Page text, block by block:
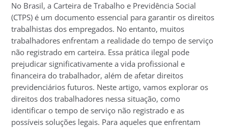
No Brasil, a Carteira de Trabalho e Previdência Social
(CTPS) é um documento essencial para garantir os direitos
trabalhistas dos empregados. No entanto, muitos
trabalhadores enfrentam a realidade do tempo de serviço
não registrado em carteira. Essa prática ilegal pode
prejudicar significativamente a vida profissional e
financeira do trabalhador, além de afetar direitos
previdenciários futuros. Neste artigo, vamos explorar os
direitos dos trabalhadores nessa situação, como
identificar o tempo de serviço não registrado e as
possíveis soluções legais. Para aqueles que enfrentam